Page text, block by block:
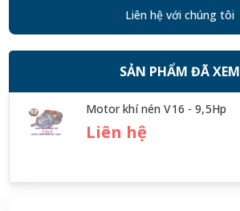
Liên hệ với chúng tôi
SẢN PHẨM ĐÃ XEM
Motor khí nén V16 - 9,5Hp
Liên hệ